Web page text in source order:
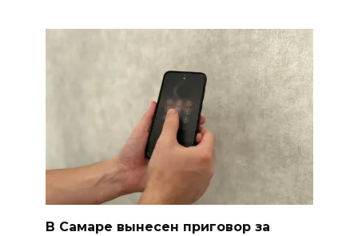
В Самаре вынесен приговор за